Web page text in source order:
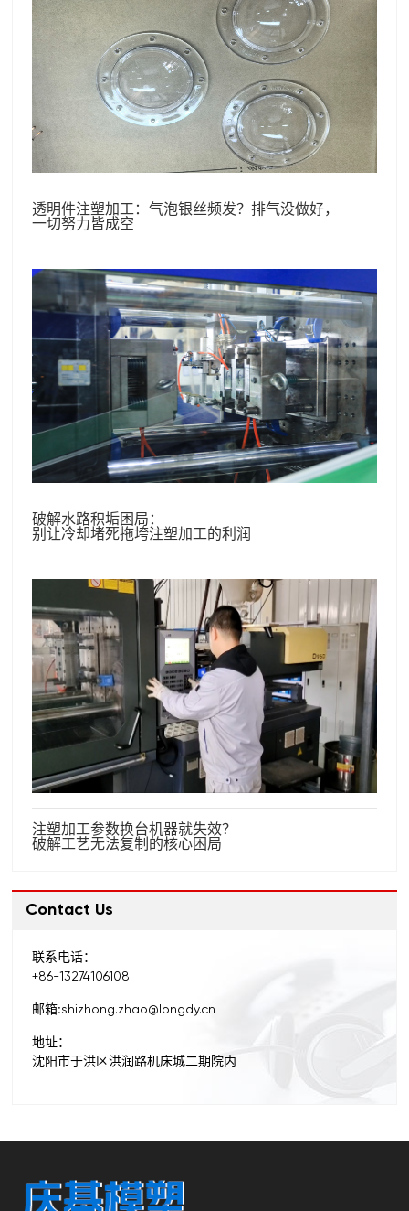
透明件注塑加工：气泡银丝频发？排气没做好，
一切努力皆成空
破解水路积垢困局：
别让冷却堵死拖垮注塑加工的利润
注塑加工参数换台机器就失效？
破解工艺无法复制的核心困局
Contact Us
联系电话：
+86-13274106108
邮箱:shizhong.zhao@longdy.cn
地址：
沈阳市于洪区洪润路机床城二期院内